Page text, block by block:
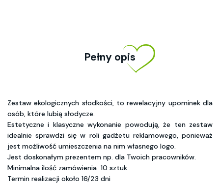
Pełny opis
Zestaw ekologicznych słodkości, to rewelacyjny upominek dla
osób, które lubią słodycze.
Estetyczne i klasyczne wykonanie powodują, że ten zestaw
idealnie sprawdzi się w roli gadżetu reklamowego, ponieważ
jest możliwość umieszczenia na nim własnego logo.
Jest doskonałym prezentem np. dla Twoich pracowników.
Minimalna ilość zamówienia 10 sztuk
Termin realizacji około 16/23 dni